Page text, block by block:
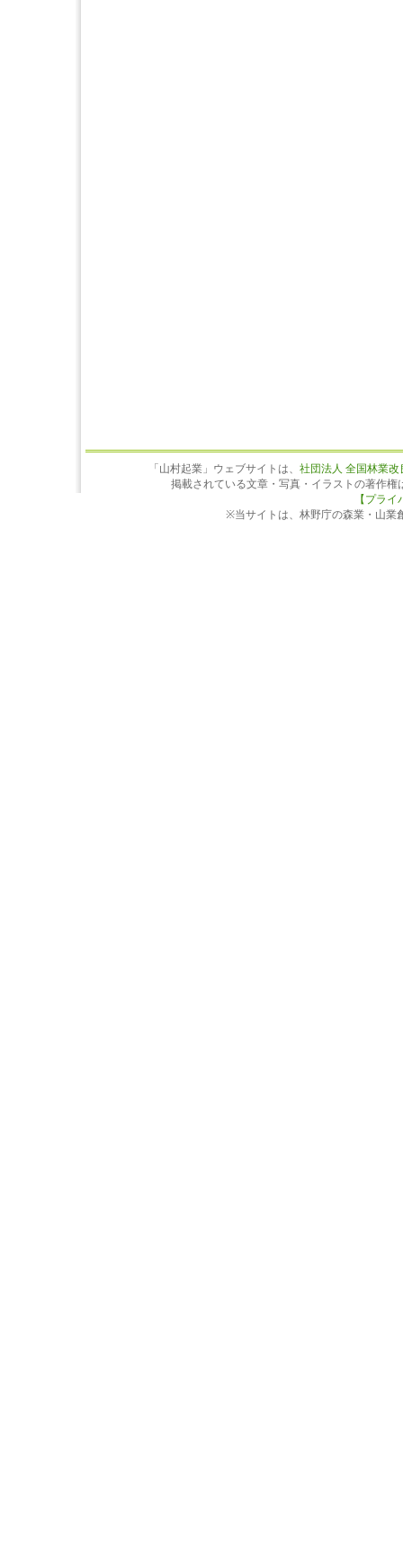
「山村起業」ウェブサイトは、 社団法人 全国林業
掲載されている文章・写真・イラストの著作
【プラ
※当サイトは、林野庁の森業・山業